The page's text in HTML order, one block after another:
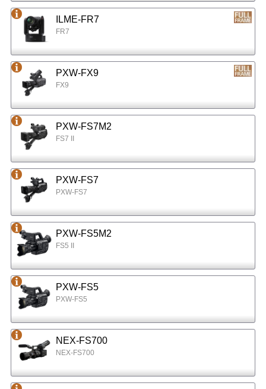
ILME-FR7
FR7
PXW-FX9
FX9
PXW-FS7M2
FS7 II
PXW-FS7
PXW-FS7
PXW-FS5M2
FS5 II
PXW-FS5
PXW-FS5
NEX-FS700
NEX-FS700